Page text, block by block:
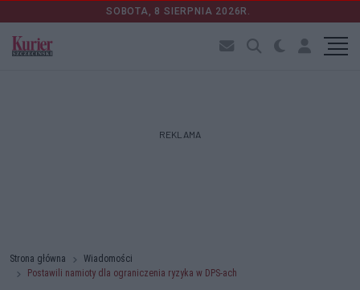
SOBOTA, 8 SIERPNIA 2026R.
REKLAMA
Strona główna
Wiadomości
Postawili namioty dla ograniczenia ryzyka w DPS-ach